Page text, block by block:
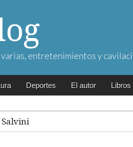
entretenimientos y
Deportes El autor Libros
Salvini